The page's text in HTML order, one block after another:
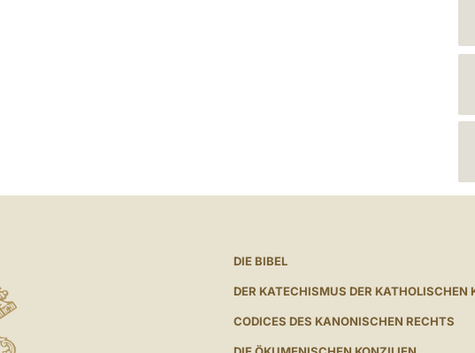
N
E
DIE BIBEL
DER KATECHISMUS DER KATHOLISCHEN
CODICES DES KANONISCHEN RECHTS